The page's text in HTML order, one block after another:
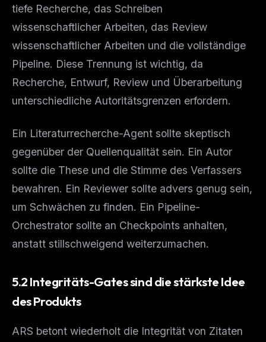
tiefe Recherche, das Schreiben
wissenschaftlicher Arbeiten, das Review
wissenschaftlicher Arbeiten und die vollständige
Pipeline. Diese Trennung ist wichtig, da
Recherche, Entwurf, Review und Überarbeitung
unterschiedliche Autoritätsgrenzen erfordern.
Ein Literaturrecherche-Agent sollte skeptisch
gegenüber der Quellenqualität sein. Ein Autor
sollte die These und die Stimme des Verfassers
bewahren. Ein Reviewer sollte advers genug sein,
um Schwächen zu finden. Ein Pipeline-
Orchestrator sollte an Checkpoints anhalten,
anstatt stillschweigend weiterzumachen.
5.2 Integritäts-Gates sind die stärkste Idee
des Produkts
ARS betont wiederholt die Integrität von Zitaten
The weekly digest forAI builders
Curated MCP picks, agent skills, rules, and LLM
workflow updates — one email, no noise.
Email address
No spam. Unsubscribe in one click.
Maybe later